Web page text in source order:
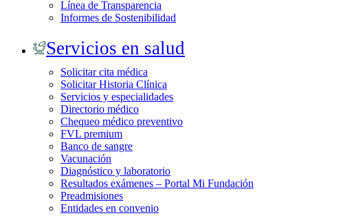
Línea de Transparencia
Informes de Sostenibilidad
Servicios en salud
Solicitar cita médica
Solicitar Historia Clínica
Servicios y especialidades
Directorio médico
Chequeo médico preventivo
FVL premium
Banco de sangre
Vacunación
Diagnóstico y laboratorio
Resultados exámenes – Portal Mi Fundación
Preadmisiones
Entidades en convenio